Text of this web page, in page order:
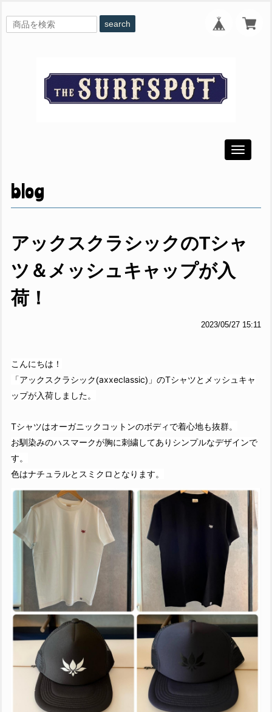
search
Toggle
blog
アックスクラシックのTシャ
ツ＆メッシュキャップが入
荷！
2023/05/27 15:11
こんにちは！
「アックスクラシック(axxeclassic)」 のTシャツとメッシュキャ
ップが入荷しました。
Tシャツはオーガニックコットンのボディで着心地も抜群。
お馴染みのハスマークが胸に刺繍してありシンプルなデザインで
す。
色はナチュラルとスミクロとなります。